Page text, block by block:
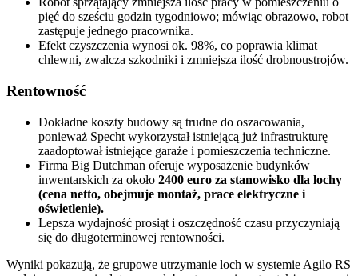
pięć do sześciu godzin tygodniowo; mówiąc obrazowo, robot
zastępuje jednego pracownika.
Efekt czyszczenia wynosi ok. 98%, co poprawia klimat
chlewni, zwalcza szkodniki i zmniejsza ilość drobnoustrojów.
Rentowność
Dokładne koszty budowy są trudne do oszacowania,
ponieważ Specht wykorzystał istniejącą już infrastrukturę
zaadoptował istniejące garaże i pomieszczenia techniczne.
Firma Big Dutchman oferuje wyposażenie budynków
inwentarskich za około 2400 euro za stanowisko dla lochy
(cena netto, obejmuje montaż, prace elektryczne i
oświetlenie).
Lepsza wydajność prosiąt i oszczędność czasu przyczyniają
się do długoterminowej rentowności.
Wyniki pokazują, że grupowe utrzymanie loch w systemie Agilo RS